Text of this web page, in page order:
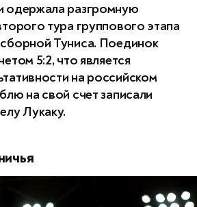
одержала разгромную
тура группового этапа
Туниса. Поединок
5:2, что является
на российском
на свой счет записали
Лукаку.